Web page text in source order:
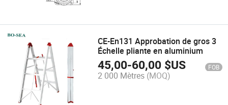
CE-En131 Approbation de gros 3
Échelle pliante en aluminium
45,00-60,00 $US FOB
2 000 Mètres (MOQ)